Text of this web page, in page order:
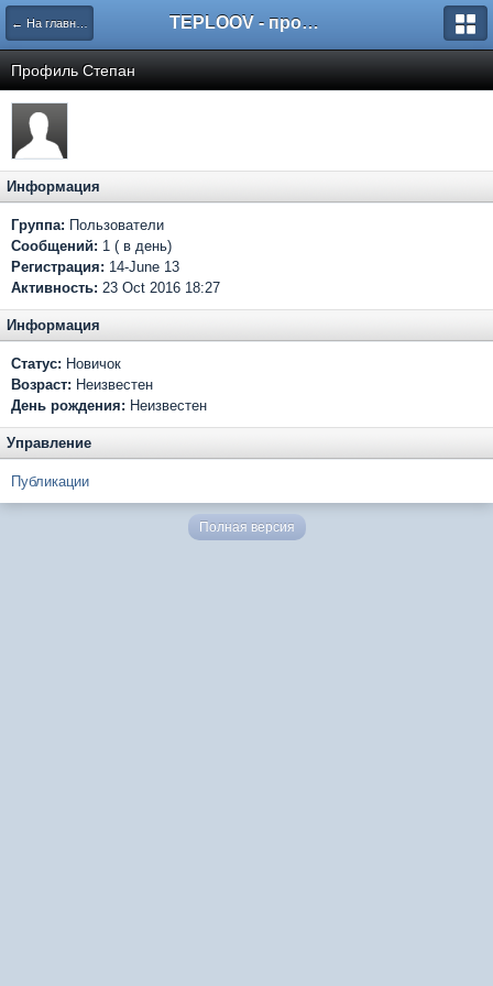
← На главную TEPLOOV - программный комплекс для расчёта систем отопления и вентиляции
Профиль Степан
Информация
Группа: Пользователи
Сообщений: 1 ( в день)
Регистрация: 14-June 13
Активность: 23 Oct 2016 18:27
Информация
Статус: Новичок
Возраст: Неизвестен
День рождения: Неизвестен
Управление
Публикации
Полная версия